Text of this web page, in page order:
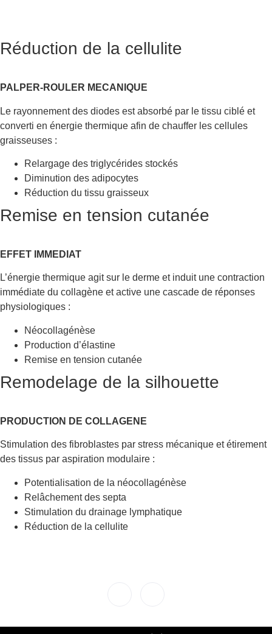
Réduction de la cellulite
PALPER-ROULER MECANIQUE
Le rayonnement des diodes est absorbé par le tissu ciblé et
converti en énergie thermique afin de chauffer les cellules
graisseuses :
Relargage des triglycérides stockés
Diminution des adipocytes
Réduction du tissu graisseux
Remise en tension cutanée
EFFET IMMEDIAT
L’énergie thermique agit sur le derme et induit une contraction
immédiate du collagène et active une cascade de réponses
physiologiques :
Néocollagénèse
Production d’élastine
Remise en tension cutanée
Remodelage de la silhouette
PRODUCTION DE COLLAGENE
Stimulation des fibroblastes par stress mécanique et étirement
des tissus par aspiration modulaire :
Potentialisation de la néocollagénèse
Relâchement des septa
Stimulation du drainage lymphatique
Réduction de la cellulite